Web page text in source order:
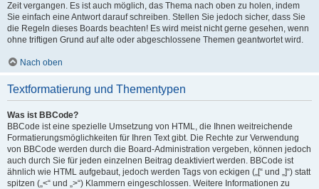
Zeit vergangen. Es ist auch möglich, das Thema nach oben zu holen, indem
Sie einfach eine Antwort darauf schreiben. Stellen Sie jedoch sicher, dass Sie
die Regeln dieses Boards beachten! Es wird meist nicht gerne gesehen, wenn
ohne triftigen Grund auf alte oder abgeschlossene Themen geantwortet wird.
Nach oben
Textformatierung und Thementypen
Was ist BBCode?
BBCode ist eine spezielle Umsetzung von HTML, die Ihnen weitreichende
Formatierungsmöglichkeiten für Ihren Text gibt. Die Rechte zur Verwendung
von BBCode werden durch die Board-Administration vergeben, können jedoch
auch durch Sie für jeden einzelnen Beitrag deaktiviert werden. BBCode ist
ähnlich wie HTML aufgebaut, jedoch werden Tags von eckigen („[“ und „]“) statt
spitzen („<“ und „>“) Klammern eingeschlossen. Weitere Informationen zu